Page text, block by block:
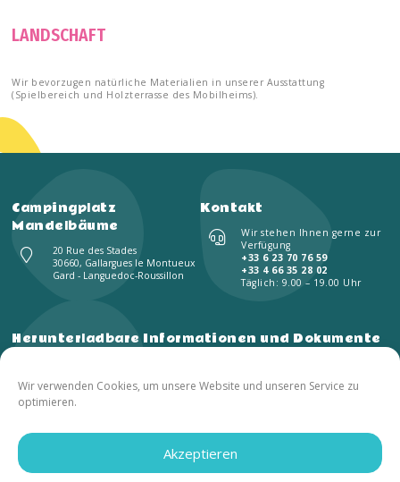
Wir verwenden Cookies, um unsere Website und unseren Service zu
optimieren.
Akzeptieren
LANDSCHAFT
Wir bevorzugen natürliche Materialien in unserer Ausstattung
(Spielbereich und Holzterrasse des Mobilheims).
Campingplatz
Mandelbäume
20 Rue des Stades
30660, Gallargues le Montueux
Gard - Languedoc-Roussillon
Kontakt
Wir stehen Ihnen gerne zur
Verfügung
+33 6 23 70 76 59
+33 4 66 35 28 02
Täglich: 9.00 – 19.00 Uhr
Herunterladbare Informationen und Dokumente
Kid's Club
Plan des Campingplatzes
Restaurantmenü
© 2021 Campingplatz Les Amandiers | Alle Rechte vorbehalten – Vervielfältigung verboten |
FRANCECOM
Cookie-Richtlinie (EU)